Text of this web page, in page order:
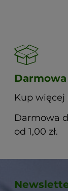
Kup więcej
Darmowa
od 1,00 zł.